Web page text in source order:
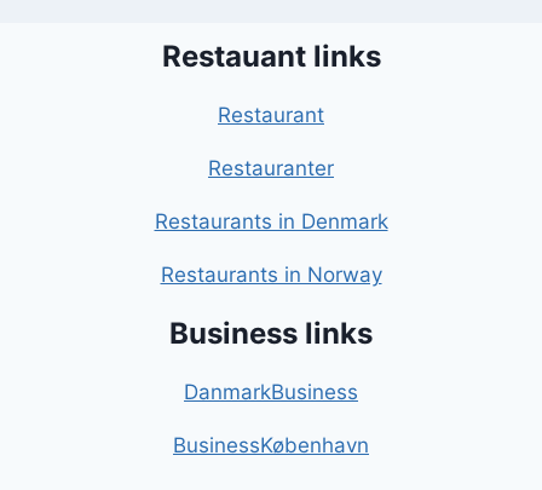
Restauant links
Restaurant
Restauranter
Restaurants in Denmark
Restaurants in Norway
Business links
DanmarkBusiness
BusinessKøbenhavn